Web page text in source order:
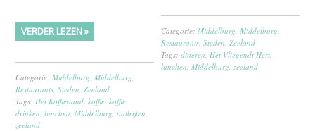
VERDER LEZEN »
Categorie:Middelburg ,Middelburg
Restaurants ,Steden Zeeland
Tags: Het Koffiepand ,koffie ,koffie
drinken ,lunchen ,Middelburg ,ontbijten
zeeland
Categorie:Middelburg ,Middelburg
Restaurants ,Steden Zeeland
Tags:dineren Het Vliegendt Hert
lunchen ,Middelburg zeeland